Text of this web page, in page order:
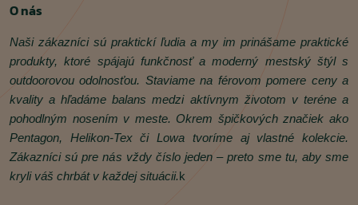
O nás
Naši zákazníci sú praktickí ľudia a my im prinášame praktické
produkty, ktoré spájajú funkčnosť a moderný mestský štýl s
outdoorovou odolnosťou. Staviame na férovom pomere ceny a
kvality a hľadáme balans medzi aktívnym životom v teréne a
pohodlným nosením v meste. Okrem špičkových značiek ako
Pentagon, Helikon‑Tex či Lowa tvoríme aj vlastné kolekcie.
Zákazníci sú pre nás vždy číslo jeden – preto sme tu, aby sme
kryli váš chrbát v každej situácii.k